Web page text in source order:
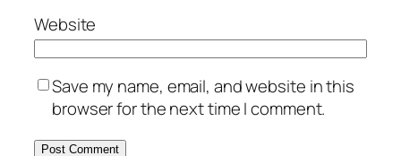
Website
Save my name, email, and website in this
browser for the next time I comment.